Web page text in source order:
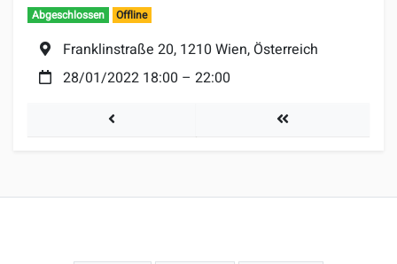
Abgeschlossen Offline
Ort:
Franklinstraße 20, 1210 Wien, Österreich
Datum:
28/01/2022 18:00 – 22:00
Area52 Winter Mini-Season 2022 Qual#2
Turniere